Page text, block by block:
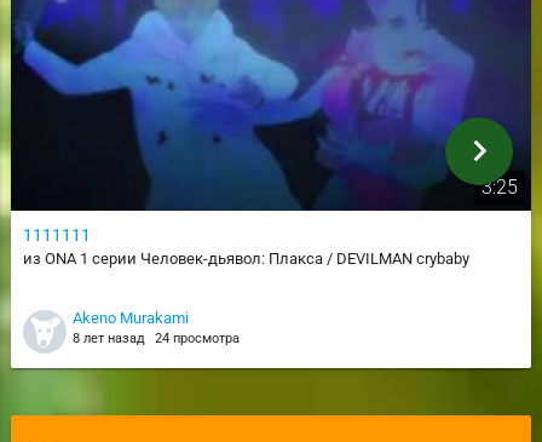
3:25
1111111
из ONA 1 серии Человек-дьявол: Плакса / DEVILMAN crybaby
Akeno Murakami
8 лет назад 24 просмотра
chevron_right